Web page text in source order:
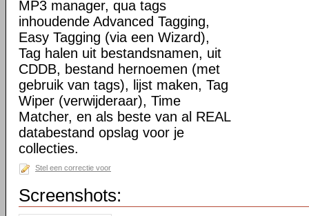
MP3 manager, qua tags
inhoudende Advanced Tagging,
Easy Tagging (via een Wizard),
Tag halen uit bestandsnamen, uit
CDDB, bestand hernoemen (met
gebruik van tags), lijst maken, Tag
Wiper (verwijderaar), Time
Matcher, en als beste van al REAL
databestand opslag voor je
collecties.
Stel een correctie voor
Screenshots: